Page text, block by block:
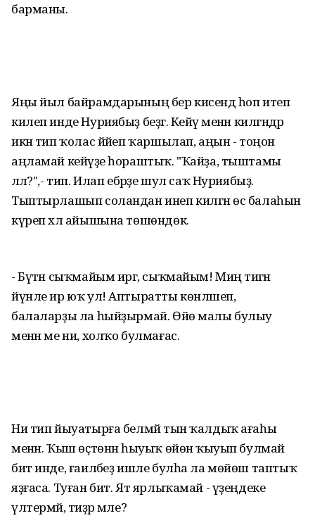
барманы.
Яңы йыл байрамдарының бер кисендә һоп итеп
килеп инде Нуриябыҙ беҙгә. Кейәү менән килгәндәр
икән тип ҡолас йәйеп ҡаршылап, аңын - тоңон
аңламай кейәүҙе һораштыҡ. "Ҡайҙа, тыштамы
әллә?",- тип. Илап ебәрҙе шул саҡ Нуриябыҙ.
Тыптырлашып соландан инеп килгән өс балаһын
күреп хәл айышына төшөндөк.
- Бүтән сыҡмайым иргә, сыҡмайым! Миңә тигән
йүнле ир юҡ ул! Аптыратты көнләшеп,
балаларҙы ла һыйҙырмай. Өйө малы булыу
менән ме ни, холҡо булмағас.
Ни тип йыуатырға белмәй тын ҡалдыҡ ағаһы
менән. Ҡыш өҫтөнән һыуыҡ өйөнә ҡыуып булмай
бит инде, ғаиләбеҙ ишле булһа ла мөйөш таптыҡ
яҙғаса. Туған бит. Ят ярлыҡамай - үҙеңдеке
үлтермәй, тиҙәр мәле?